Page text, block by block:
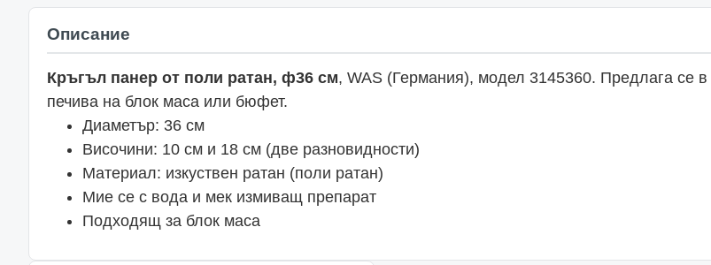
Описание
Кръгъл панер от поли ратан, ф36 см, WAS (Германия), модел 3145360. Предлага се
печива на блок маса или бюфет.
Диаметър: 36 см
Височини: 10 см и 18 см (две разновидности)
Материал: изкуствен ратан (поли ратан)
Мие се с вода и мек измиващ препарат
Подходящ за блок маса